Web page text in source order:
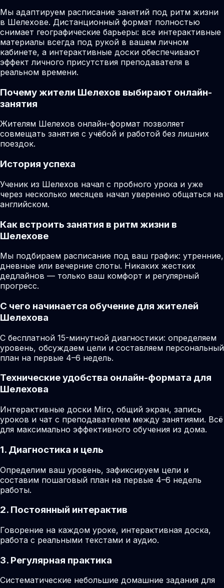
Мы адаптируем расписание занятий под ритм жизни
в Шелехове. Дистанционный формат полностью
снимает географические барьеры: все интерактивные
материалы всегда под рукой в вашем личном
кабинете, а интерактивные доски обеспечивают
эффект личного присутствия преподавателя в
реальном времени.
Почему жители Шелехов выбирают онлайн-
занятия
Жителям Шелехов онлайн-формат позволяет
совмещать занятия с учёбой и работой без лишних
поездок.
История успеха
Ученик из Шелехов начал с пробного урока и уже
через несколько месяцев начал уверенно общаться на
английском.
Как встроить занятия в ритм жизни в
Шелехове
Мы подбираем расписание под ваш график: утренние,
дневные или вечерние слоты. Никаких жестких
дедлайнов — только ваш комфорт и регулярный
прогресс.
С чего начинается обучение для жителей
Шелехова
С бесплатной 15-минутной диагностики: определяем
уровень, обсуждаем цели и составляем персональный
план на первые 4–6 недель.
Технические удобства онлайн-формата для
Шелехова
Интерактивные доски Miro, общий экран, запись
уроков и чат с преподавателем между занятиями. Всё
для максимально эффективного обучения из дома.
1. Диагностика и цель
Определим ваш уровень, зафиксируем цели и
составим пошаговый план на первые 4–6 недель
работы.
2. Постоянный интерактив
Говорение на каждом уроке, интерактивная доска,
работа с реальными текстами и аудио.
3. Регулярная практика
Систематические небольшие домашние задания для